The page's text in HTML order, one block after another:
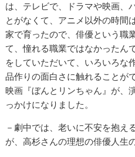
は、テレビで、ドラマや映画、
とがなくて、アニメ以外の時間
家で育ったので、俳優という職
て、憧れる職業ではなかったん
をしていただいて、いろいろな
品作りの面白さに触れることが
映画『ぼんとリンちゃん』が、
っかけになりました。
－劇中では、老いに不安を抱え
が、高杉さんの理想の俳優人生